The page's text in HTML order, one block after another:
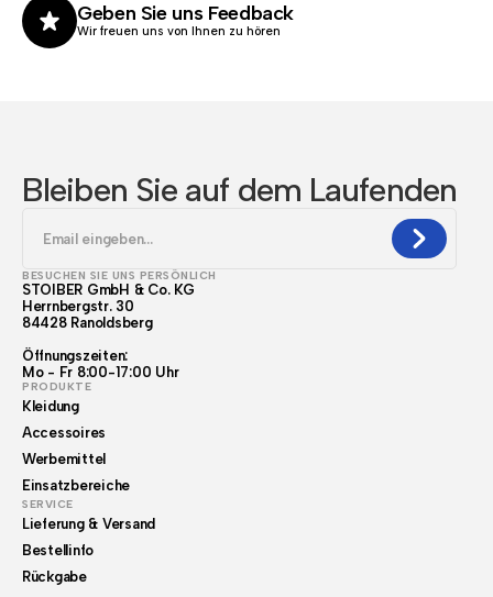
Geben Sie uns Feedback
Wir freuen uns von Ihnen zu hören
Bleiben Sie auf dem Laufenden
BESUCHEN SIE UNS PERSÖNLICH
STOIBER GmbH & Co. KG
Herrnbergstr. 30
84428 Ranoldsberg
Öffnungszeiten:
Mo - Fr 8:00-17:00 Uhr
PRODUKTE
Kleidung
Accessoires
Werbemittel
Einsatzbereiche
SERVICE
Lieferung & Versand
Bestellinfo
Rückgabe